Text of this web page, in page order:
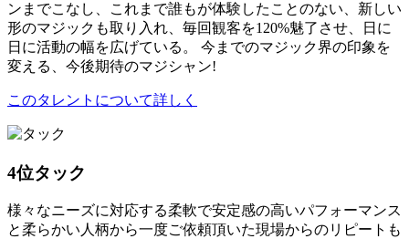
ンまでこなし、これまで誰もが体験したことのない、新しい
形のマジックも取り入れ、毎回観客を120%魅了させ、日に
日に活動の幅を広げている。 今までのマジック界の印象を
変える、今後期待のマジシャン!
このタレントについて詳しく
4位タック
様々なニーズに対応する柔軟で安定感の高いパフォーマンス
と柔らかい人柄から一度ご依頼頂いた現場からのリピートも